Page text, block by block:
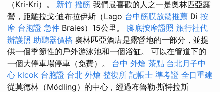
（Kri-Kri）。 新竹 撥筋 我們最喜歡的人之一是奧林匹亞露
營，距離拉戈·迪布拉伊斯（Lago 台中筋膜放鬆推薦 Di 按
摩 台胞證 急件 Braies）15公里。 腳底按摩證照 旅行社代
辦護照 助聽器價格 奧林匹亞酒店是露營地的一部分，並提
供一個季節性的戶外游泳池和一個浴缸。 可以在管道下的
一個大停車場停車（免費）。 台中 外燴 茶點 台北月子中
心 klook 台胞證 台北 外燴 整復所 記帳士 準考證 全口重建
從莫德林（Mödling）的中心，經過布魯勒·斯特拉斯